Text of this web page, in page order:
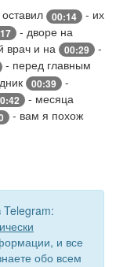
00:14
- их
- дворе на
врач и на 00:29
-
- перед главным
00:39
-
- месяца
- вам я похож
Telegram:
и все
обо всем